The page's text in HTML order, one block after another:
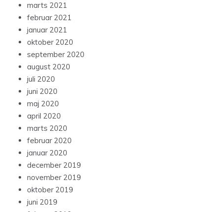
marts 2021
februar 2021
januar 2021
oktober 2020
september 2020
august 2020
juli 2020
juni 2020
maj 2020
april 2020
marts 2020
februar 2020
januar 2020
december 2019
november 2019
oktober 2019
juni 2019